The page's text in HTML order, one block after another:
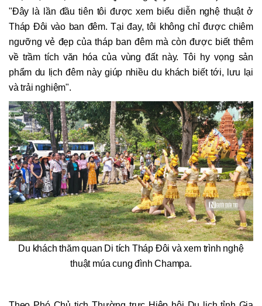
"Đây là lần đầu tiên tôi được xem biểu diễn nghệ thuật ở
Tháp Đôi vào ban đêm. Tại đay, tôi không chỉ được chiêm
ngưỡng vẻ đẹp của tháp ban đêm mà còn được biết thêm
về trầm tích văn hóa của vùng đất này. Tôi hy vọng sản
phẩm du lịch đêm này giúp nhiều du khách biết tới, lưu lại
và trải nghiệm".
Du khách thăm quan Di tích Tháp Đôi và xem trình nghệ
thuật múa cung đình Champa.